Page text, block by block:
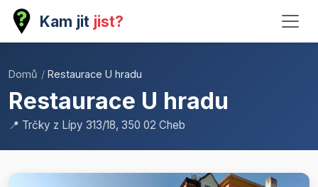
Kam jit jist?
Domů / Restaurace U hradu
Restaurace U hradu
📍 Trčky z Lípy 313/18, 350 02 Cheb